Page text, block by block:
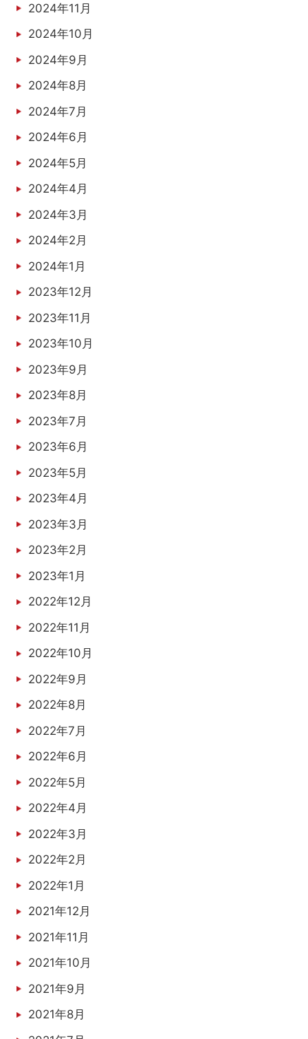
2024年11月
2024年10月
2024年9月
2024年8月
2024年7月
2024年6月
2024年5月
2024年4月
2024年3月
2024年2月
2024年1月
2023年12月
2023年11月
2023年10月
2023年9月
2023年8月
2023年7月
2023年6月
2023年5月
2023年4月
2023年3月
2023年2月
2023年1月
2022年12月
2022年11月
2022年10月
2022年9月
2022年8月
2022年7月
2022年6月
2022年5月
2022年4月
2022年3月
2022年2月
2022年1月
2021年12月
2021年11月
2021年10月
2021年9月
2021年8月